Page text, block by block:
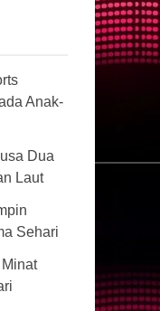
Anak-
Dua
Laut
Sehari